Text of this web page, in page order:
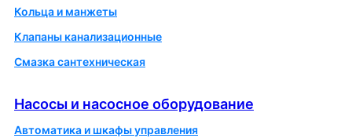
Кольца и манжеты
Клапаны канализационные
Смазка сантехническая
Насосы и насосное оборудование
Автоматика и шкафы управления